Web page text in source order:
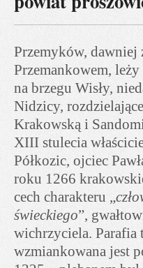
Przemyków, dawniej
Przemankowem,
na brzegu Wisły,
Nidzicy,
Krakowską i
XIII stulecia
Półkozic, ojciec
roku 1266
cech charakteru „
świeckiego”,
wichrzyciela. Parafia
wzmiankowana jest